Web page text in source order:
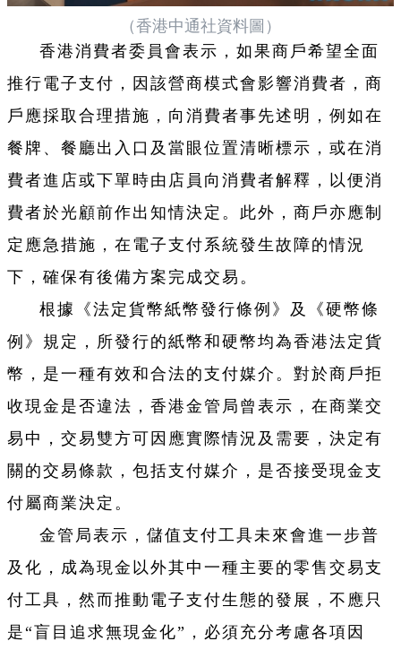
（香港中通社資料圖）
香港消費者委員會表示，如果商戶希望全面
推行電子支付，因該營商模式會影響消費者，商
戶應採取合理措施，向消費者事先述明，例如在
餐牌、餐廳出入口及當眼位置清晰標示，或在消
費者進店或下單時由店員向消費者解釋，以便消
費者於光顧前作出知情決定。此外，商戶亦應制
定應急措施，在電子支付系統發生故障的情況
下，確保有後備方案完成交易。
根據《法定貨幣紙幣發行條例》及《硬幣條
例》規定，所發行的紙幣和硬幣均為香港法定貨
幣，是一種有效和合法的支付媒介。對於商戶拒
收現金是否違法，香港金管局曾表示，在商業交
易中，交易雙方可因應實際情況及需要，決定有
關的交易條款，包括支付媒介，是否接受現金支
付屬商業決定。
金管局表示，儲值支付工具未來會進一步普
及化，成為現金以外其中一種主要的零售交易支
付工具，然而推動電子支付生態的發展，不應只
是“盲目追求無現金化”，必須充分考慮各項因